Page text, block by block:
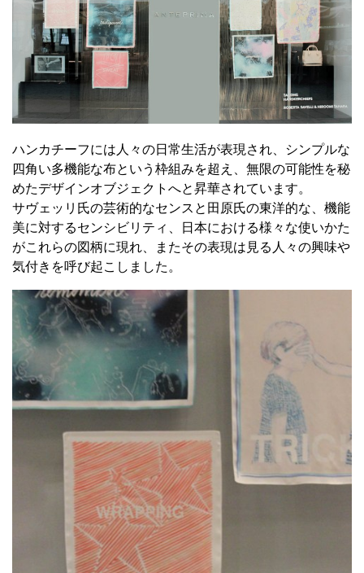
ハンカチーフには人々の日常生活が表現され、シンプルな
四角い多機能な布という枠組みを超え、無限の可能性を秘
めたデザインオブジェクトへと昇華されています。
サヴェッリ氏の芸術的なセンスと田原氏の東洋的な、機能
美に対するセンシビリティ、日本における様々な使いかた
がこれらの図柄に現れ、またその表現は見る人々の興味や
気付きを呼び起こしました。